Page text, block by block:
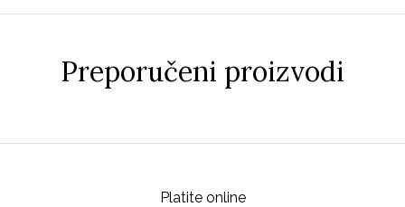
Preporučeni proizvodi
Platite online